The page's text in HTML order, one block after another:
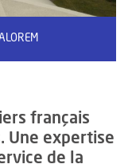
français
Une expertise
de la